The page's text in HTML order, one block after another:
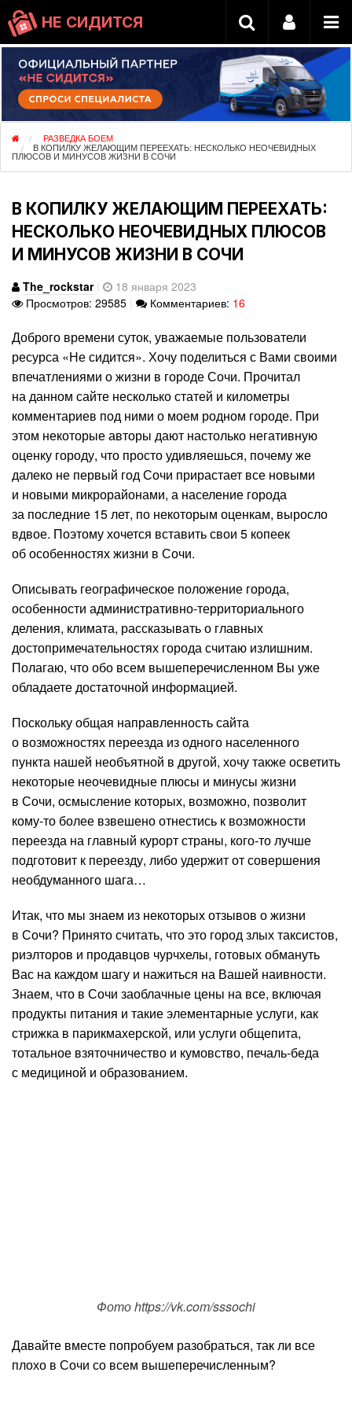
НЕ СИДИТСЯ
РАЗВЕДКА БОЕМ
В КОПИЛКУ ЖЕЛАЮЩИМ ПЕРЕЕХАТЬ: НЕСКОЛЬКО НЕОЧЕВИДНЫХ
ПЛЮСОВ И МИНУСОВ ЖИЗНИ В СОЧИ
В КОПИЛКУ ЖЕЛАЮЩИМ ПЕРЕЕХАТЬ:
НЕСКОЛЬКО НЕОЧЕВИДНЫХ ПЛЮСОВ
И МИНУСОВ ЖИЗНИ В СОЧИ
The_rockstar
18 января 2023
Просмотров: 29585
Комментариев: 16
Доброго времени суток, уважаемые пользователи
ресурса «Не сидится». Хочу поделиться с Вами своими
впечатлениями о жизни в городе Сочи. Прочитал
на данном сайте несколько статей и километры
комментариев под ними о моем родном городе. При
этом некоторые авторы дают настолько негативную
оценку городу, что просто удивляешься, почему же
далеко не первый год Сочи прирастает все новыми
и новыми микрорайонами, а население города
за последние 15 лет, по некоторым оценкам, выросло
вдвое. Поэтому хочется вставить свои 5 копеек
об особенностях жизни в Сочи.
Описывать географическое положение города,
особенности административно-территориального
деления, климата, рассказывать о главных
достопримечательностях города считаю излишним.
Полагаю, что обо всем вышеперечисленном Вы уже
обладаете достаточной информацией.
Поскольку общая направленность сайта
о возможностях переезда из одного населенного
пункта нашей необъятной в другой, хочу также осветить
некоторые неочевидные плюсы и минусы жизни
в Сочи, осмысление которых, возможно, позволит
кому-то более взвешено отнестись к возможности
переезда на главный курорт страны, кого-то лучше
подготовит к переезду, либо удержит от совершения
необдуманного шага…
Итак, что мы знаем из некоторых отзывов о жизни
в Сочи? Принято считать, что это город злых таксистов,
риэлторов и продавцов чурчхелы, готовых обмануть
Вас на каждом шагу и нажиться на Вашей наивности.
Знаем, что в Сочи заоблачные цены на все, включая
продукты питания и такие элементарные услуги, как
стрижка в парикмахерской, или услуги общепита,
тотальное взяточничество и кумовство, печаль-беда
с медициной и образованием.
Фото https://vk.com/sssochi
Давайте вместе попробуем разобраться, так ли все
плохо в Сочи со всем вышеперечисленным?